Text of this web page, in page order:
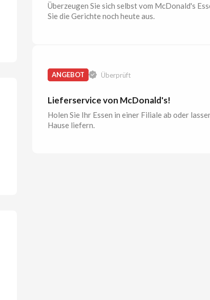
Überzeugen Sie sich selbst vom McDonald's
Sie die Gerichte noch heute aus.
ANGEBOT Überprüft
Lieferservice von McDonald's!
Holen Sie Ihr Essen in einer Filiale ab oder
Hause liefern.